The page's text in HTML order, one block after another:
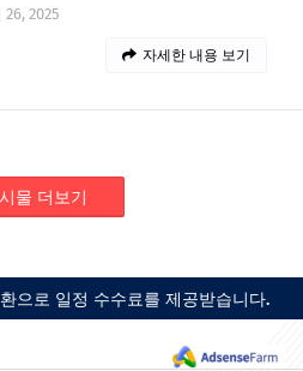
26, 2025
자세한 내용 보기
물 더보기
으로 일정 수수료를 제공받습니다.